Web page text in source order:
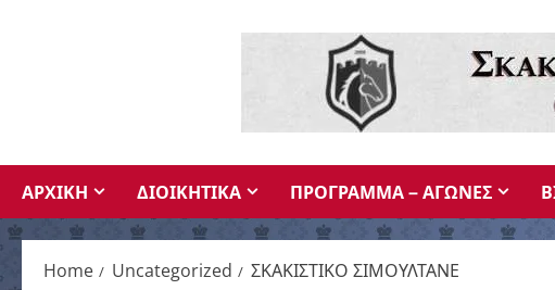
ΑΡΧΙΚΗ ΔΙΟΙΚΗΤΙΚΑ ΠΡΟΓΡΑΜΜΑ – ΑΓΩΝΕΣ
Home Uncategorized ΣΚΑΚΙΣΤΙΚΟ ΣΙΜΟΥΛΤΑΝΕ